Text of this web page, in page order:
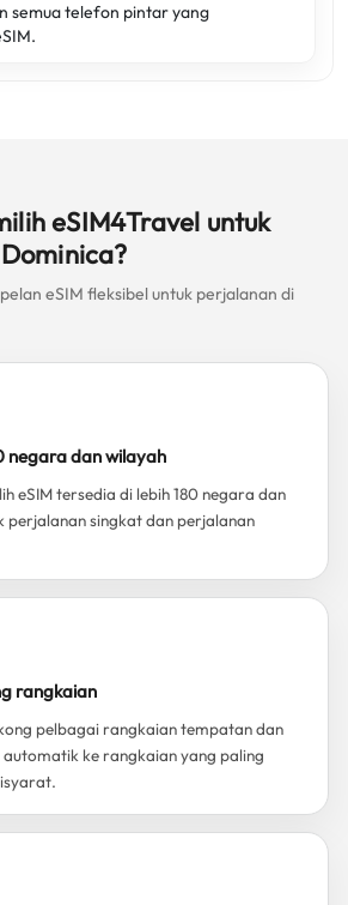
semua telefon pintar yang
eSIM4Travel untuk
eSIM fleksibel untuk perjalanan di
negara dan wilayah
eSIM tersedia di lebih 180 negara dan
perjalanan singkat dan perjalanan
rangkaian
pelbagai rangkaian tempatan dan
ke rangkaian yang paling